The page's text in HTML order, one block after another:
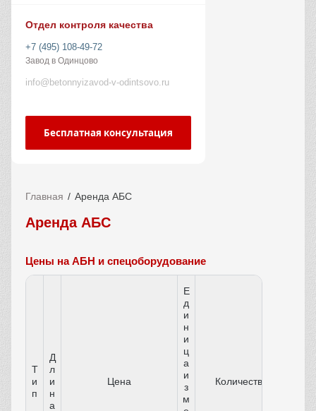
Отдел контроля качества
+7 (495) 108-49-72
Завод в Одинцово
info@betonnyizavod-v-odintsovo.ru
Бесплатная консультация
Главная Аренда АБС
Аренда АБС
Цены на АБН и спецоборудование
Т
и
п
Д
л
и
н
а
Цена
Е
д
и
н
и
ц
а
и
з
м
Количество